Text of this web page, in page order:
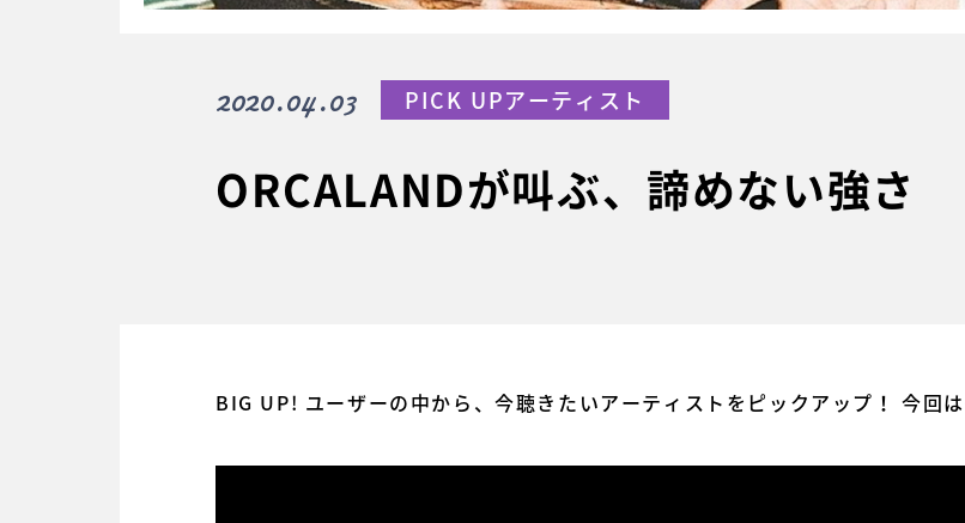
ORCALANDが叫ぶ、諦めない強さ
2020.04.03 PICK UPアーティスト
BIG UP! ユーザーの中から、今聴きたいアーティストをピックアップ！ 今回は